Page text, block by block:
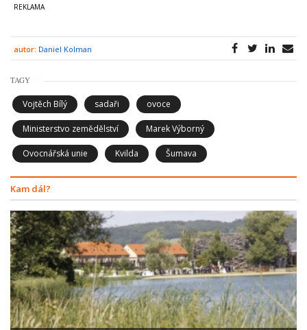
autor: Daniel Kolman
TAGY
Vojtěch Bílý sadaři ovoce
Ministerstvo zemědělství Marek Výborný
Ovocnářská unie Kvilda Šumava
Kam dál?